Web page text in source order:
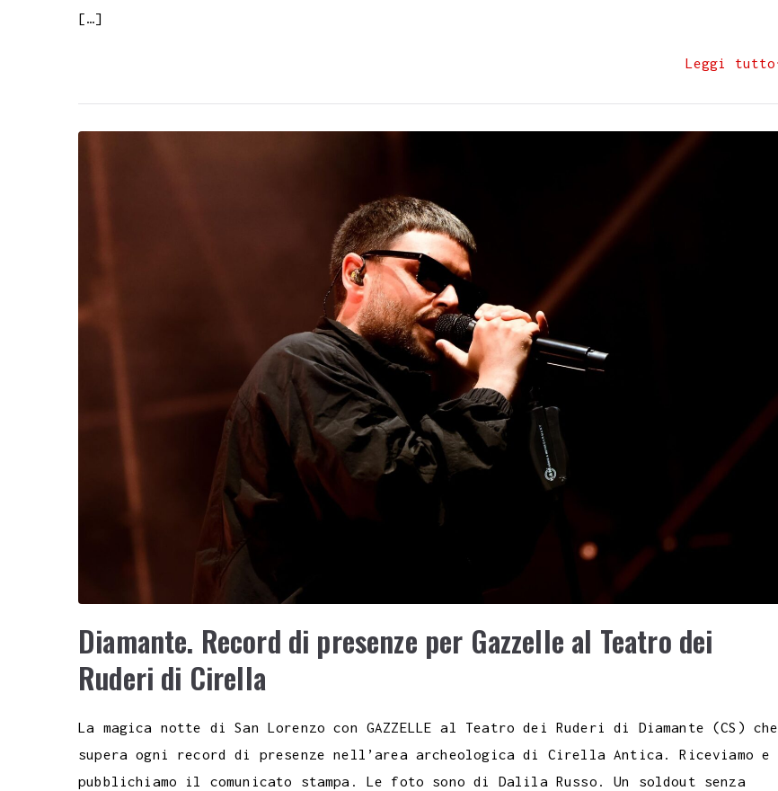
[…]
Leggi tutto
Diamante. Record di presenze per Gazzelle al Teatro dei
Ruderi di Cirella
La magica notte di San Lorenzo con GAZZELLE al Teatro dei Ruderi di Diamante (CS) che
supera ogni record di presenze nell’area archeologica di Cirella Antica. Riceviamo e
pubblichiamo il comunicato stampa. Le foto sono di Dalila Russo. Un soldout senza